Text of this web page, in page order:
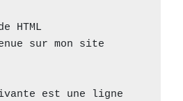
HTML
sur mon site
est une ligne